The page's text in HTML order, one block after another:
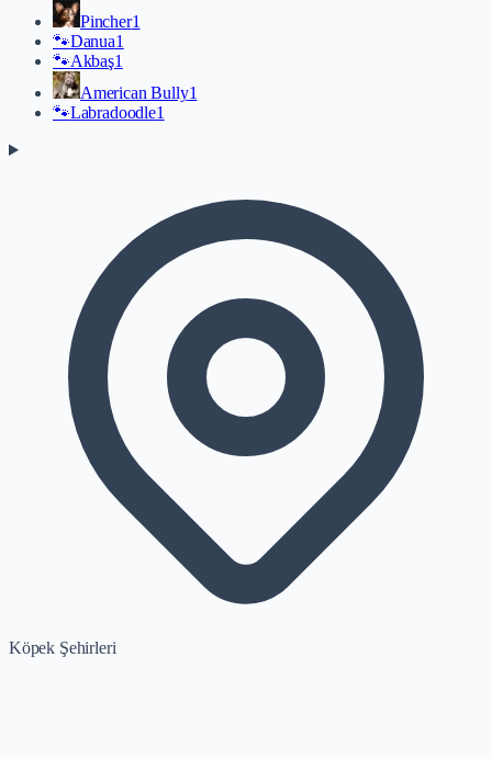
Pincher1
🐾Danua1
🐾Akbaş1
American Bully1
🐾Labradoodle1
Köpek Şehirleri